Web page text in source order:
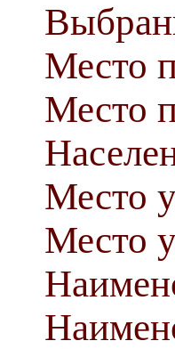
Место
Место
Место
Место